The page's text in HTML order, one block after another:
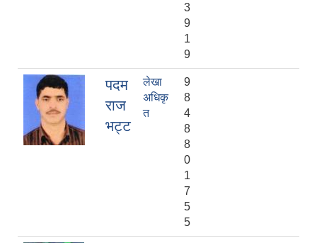
3
9
1
9
पदम
राज
भट्ट
लेखा
अधिकृ
त
9
8
4
8
8
0
1
7
5
5